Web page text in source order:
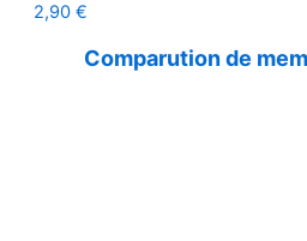
2,90 €
Comparution de